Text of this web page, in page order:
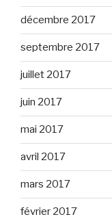
décembre 2017
septembre 2017
juillet 2017
juin 2017
mai 2017
avril 2017
mars 2017
février 2017